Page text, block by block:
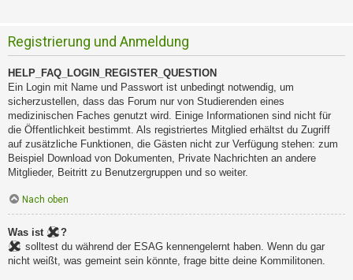
Registrierung und Anmeldung
HELP_FAQ_LOGIN_REGISTER_QUESTION
Ein Login mit Name und Passwort ist unbedingt notwendig, um
sicherzustellen, dass das Forum nur von Studierenden eines
medizinischen Faches genutzt wird. Einige Informationen sind nicht für
die Öffentlichkeit bestimmt. Als registriertes Mitglied erhältst du Zugriff
auf zusätzliche Funktionen, die Gästen nicht zur Verfügung stehen: zum
Beispiel Download von Dokumenten, Private Nachrichten an andere
Mitglieder, Beitritt zu Benutzergruppen und so weiter.
Nach oben
Was ist
?
solltest du während der ESAG kennengelernt haben. Wenn du gar
nicht weißt, was gemeint sein könnte, frage bitte deine Kommilitonen.